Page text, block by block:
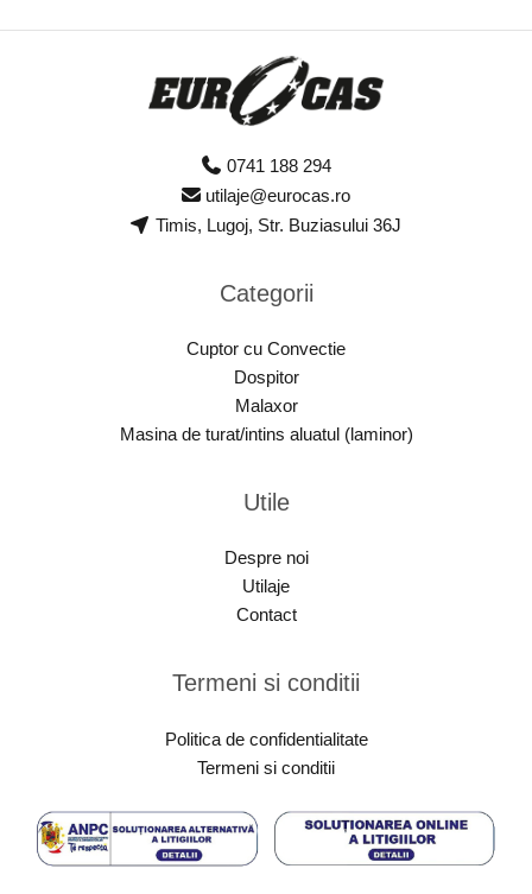
0741 188 294
utilaje@eurocas.ro
Timis, Lugoj, Str. Buziasului 36J
Categorii
Cuptor cu Convectie
Dospitor
Malaxor
Masina de turat/intins aluatul (laminor)
Utile
Despre noi
Utilaje
Contact
Termeni si conditii
Politica de confidentialitate
Termeni si conditii